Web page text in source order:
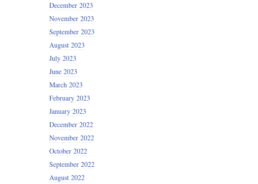
December 2023
November 2023
September 2023
August 2023
July 2023
June 2023
March 2023
February 2023
January 2023
December 2022
November 2022
October 2022
September 2022
August 2022